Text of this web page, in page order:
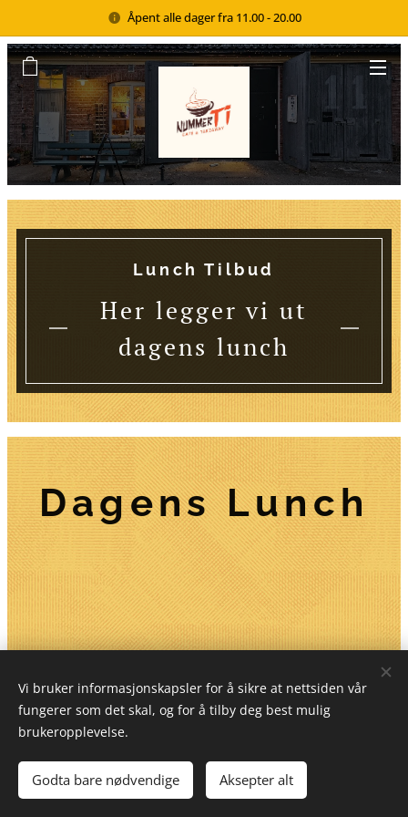
Åpent alle dager fra 11.00 - 20.00
Lunch Tilbud
Her legger vi ut
dagens lunch
Dagens Lunch
Nummer Ti, Kommandørkapten Klinks vei 1, bygg 112,
3183 Horten, Norge
Ligger på Garassjetorget ved idylliske Karljohansvern i
Informasjonskapsler
Vi bruker informasjonskapsler for å sikre at nettsiden vår
fungerer som det skal, og for å tilby deg best mulig
brukeropplevelse.
Godta bare nødvendige Aksepter alt